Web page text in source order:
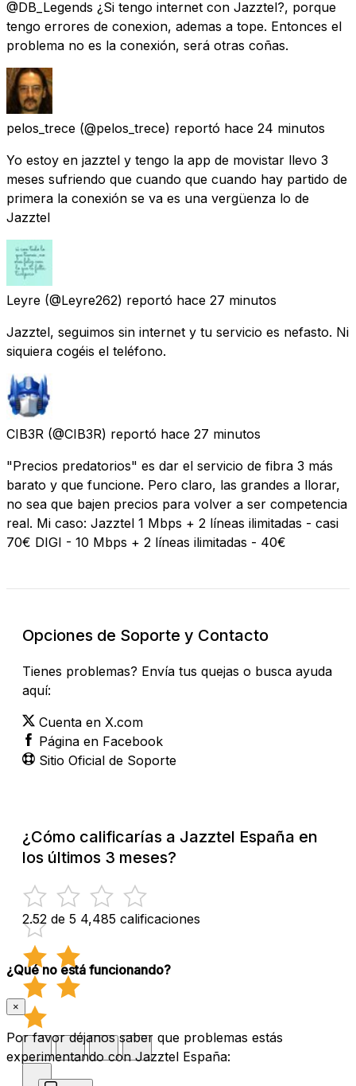
@DB_Legends ¿Si tengo internet con Jazztel?, porque
tengo errores de conexion, ademas a tope. Entonces el
problema no es la conexión, será otras coñas.
pelos_trece (@pelos_trece) reportó hace 24 minutos
Yo estoy en jazztel y tengo la app de movistar llevo 3
meses sufriendo que cuando que cuando hay partido de
primera la conexión se va es una vergüenza lo de
Jazztel
Leyre (@Leyre262) reportó hace 27 minutos
Jazztel, seguimos sin internet y tu servicio es nefasto. Ni
siquiera cogéis el teléfono.
CIB3R (@CIB3R) reportó hace 27 minutos
"Precios predatorios" es dar el servicio de fibra 3 más
barato y que funcione. Pero claro, las grandes a llorar,
no sea que bajen precios para volver a ser competencia
real. Mi caso: Jazztel 1 Mbps + 2 líneas ilimitadas - casi
70€ DIGI - 10 Mbps + 2 líneas ilimitadas - 40€
Opciones de Soporte y Contacto
Tienes problemas? Envía tus quejas o busca ayuda
aquí:
Cuenta en X.com
Página en Facebook
Sitio Oficial de Soporte
¿Cómo calificarías a Jazztel España en
los últimos 3 meses?
2.52 de 5 4,485 calificaciones
¿Qué no está funcionando?
×
Por favor déjanos saber que problemas estás
experimentando con Jazztel España: